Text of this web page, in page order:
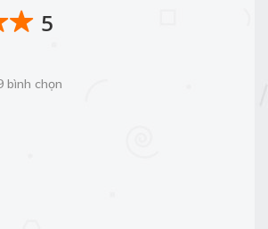
5
bình chọn